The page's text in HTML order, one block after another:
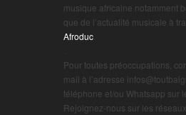
musique africaine notamment
que de l’actualité musicale à
Afroduc
Pour toutes préoccupations,
mail à l’adresse
téléphone et/ou Whatsapp sur
Rejoignez-nous sur les